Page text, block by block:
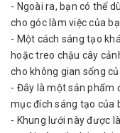
- Ngoài ra, bạn có thể
cho góc làm việc của
- Một cách sáng tạo
hoặc treo chậu cây
cho không gian sống
- Đây là một sản phẩm
mục đích sáng tạo của
- Khung lưới này được